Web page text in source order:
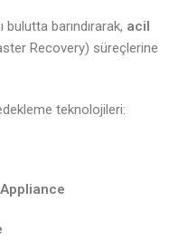
barındırarak, acil
Recovery) süreçlerine
teknolojileri: